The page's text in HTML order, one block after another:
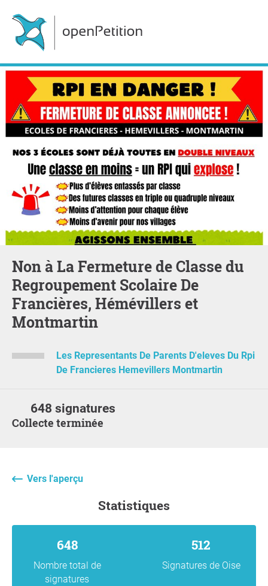
Non à La Fermeture de Classe du
Regroupement Scolaire De
Francières, Hémévillers et
Montmartin
Les Representants De Parents D'eleves Du Rpi
De Francieres Hemevillers Montmartin
648 signatures
Collecte terminée
Vers l'aperçu
Statistiques
648
Nombre total de
signatures
512
Signatures de Oise